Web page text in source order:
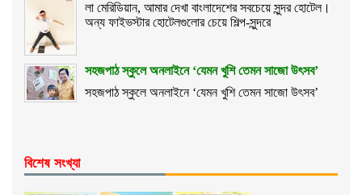
লা মেরিডিয়ান, আমার দেখা বাংলাদেশের সবচেয়ে সুন্দর হোটেল।
অন্য ফাইভস্টার হোটেলগুলোর চেয়ে শিল্প-সুন্দরে
সহজপাঠ স্কুলে অনলাইনে ‘যেমন খুশি তেমন সাজো উৎসব’
সহজপাঠ স্কুলে অনলাইনে ‘যেমন খুশি তেমন সাজো উৎসব’
বিশেষ সংখ্যা